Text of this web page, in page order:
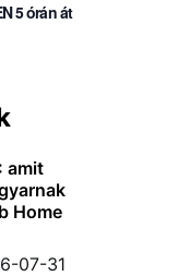
5 órán át
amit
Home
07-31